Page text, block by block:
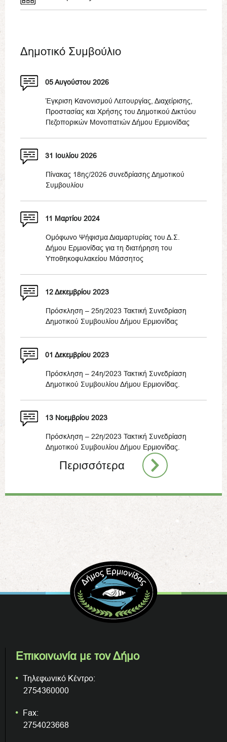
Δημοτικό Συμβούλιο
05 Αυγούστου 2026
Έγκριση Κανονισμού Λειτουργίας, Διαχείρισης,
Προστασίας και Χρήσης του Δημοτικού Δικτύου
Πεζοπορικών Μονοπατιών Δήμου Ερμιονίδας
31 Ιουλίου 2026
Πίνακας 18ης/2026 συνεδρίασης Δημοτικού
Συμβουλίου
11 Μαρτίου 2024
Ομόφωνο Ψήφισμα Διαμαρτυρίας του Δ.Σ.
Δήμου Ερμιονίδας για τη διατήρηση του
Υποθηκοφυλακείου Μάσσητος
12 Δεκεμβρίου 2023
Πρόσκληση – 25η/2023 Τακτική Συνεδρίαση
Δημοτικού Συμβουλίου Δήμου Ερμιονίδας
01 Δεκεμβρίου 2023
Πρόσκληση – 24η/2023 Τακτική Συνεδρίαση
Δημοτικού Συμβουλίου Δήμου Ερμιονίδας.
13 Νοεμβρίου 2023
Πρόσκληση – 22η/2023 Τακτική Συνεδρίαση
Δημοτικού Συμβουλίου Δήμου Ερμιονίδας.
Περισσότερα
Επικοινωνία με τον Δήμο
Τηλεφωνικό Κέντρο:
2754360000
Fax:
2754023668